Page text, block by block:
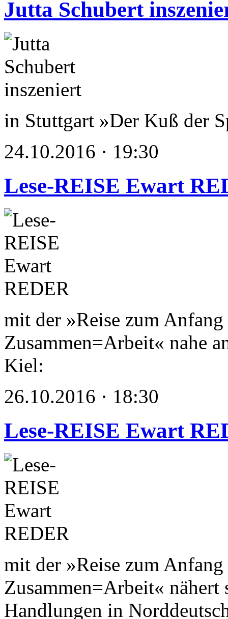
Jutta Schubert
in Stuttgart »Der Kuß der
24.10.2016 · 19:30
Lese-REISE Ewart
mit der »Reise zum
Zusammen=Arbeit« nahe
Kiel:
26.10.2016 · 18:30
Lese-REISE Ewart
mit der »Reise zum
Zusammen=Arbeit«
Handlungen in